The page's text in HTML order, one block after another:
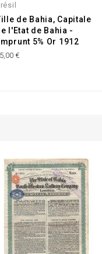
de Bahia, Capitale
l'Etat de Bahia -
5% Or 1912
€